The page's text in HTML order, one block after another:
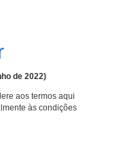
de 2022)
aos termos aqui
às condições